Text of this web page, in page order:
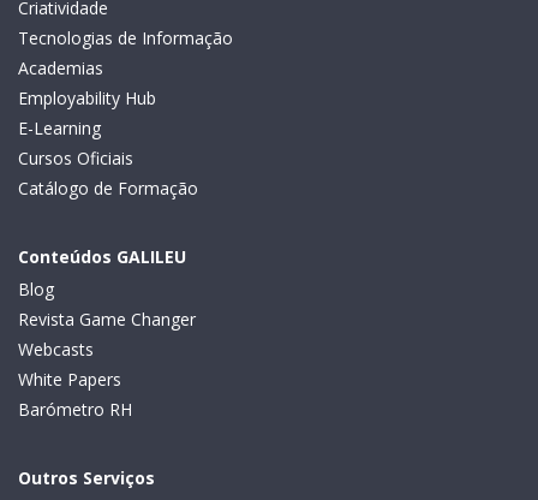
Criatividade
Tecnologias de Informação
Academias
Employability Hub
E-Learning
Cursos Oficiais
Catálogo de Formação
Conteúdos GALILEU
Blog
Revista Game Changer
Webcasts
White Papers
Barómetro RH
Outros Serviços